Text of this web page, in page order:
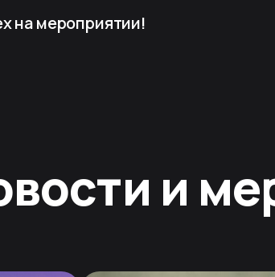
на мероприятии!
и